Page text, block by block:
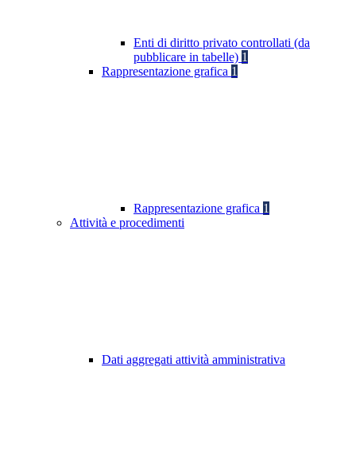
Enti di diritto privato controllati (da
pubblicare in tabelle) 1
Rappresentazione grafica 1
Rappresentazione grafica 1
Attività e procedimenti
Dati aggregati attività amministrativa